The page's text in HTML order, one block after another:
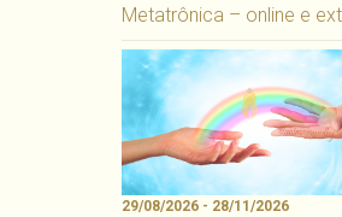
Metatrônica – online e
29/08/2026 - 28/11/2026